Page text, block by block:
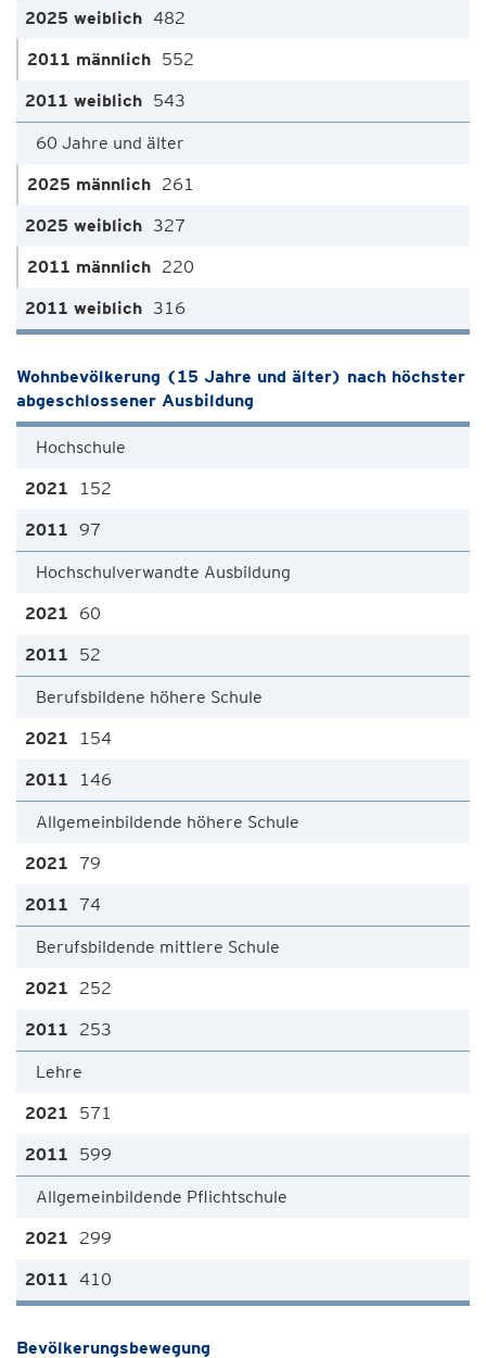
482
552
543
60 Jahre und älter
261
327
220
316
Wohnbevölkerung (15 Jahre und älter) nach höchster
abgeschlossener Ausbildung
Hochschule
152
97
Hochschulverwandte Ausbildung
60
52
Berufsbildene höhere Schule
154
146
Allgemeinbildende höhere Schule
79
74
Berufsbildende mittlere Schule
252
253
Lehre
571
599
Allgemeinbildende Pflichtschule
299
410
Bevölkerungsbewegung